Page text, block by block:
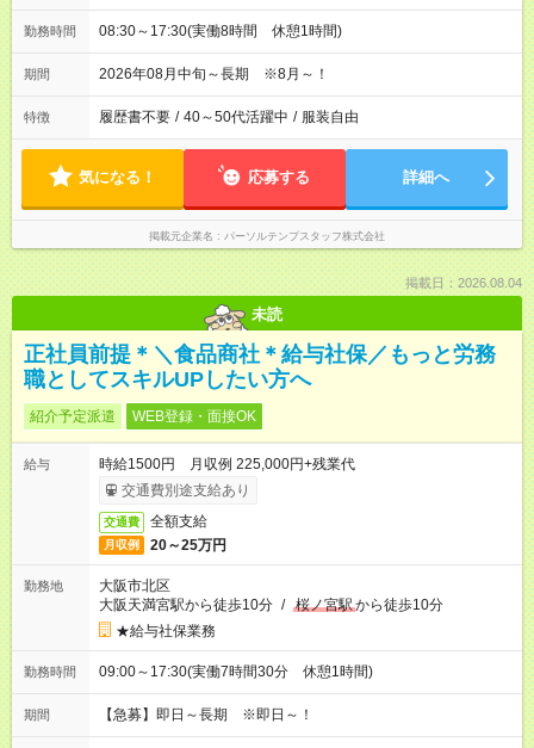
勤務時間 08:30～17:30(実働8時間 休憩1時間)
期間 2026年08月中旬～長期 ※8月～！
特徴 履歴書不要 / 40～50代活躍中 / 服装自由
気になる！ 応募する 詳細へ
掲載元企業名 パーソルテンプスタッフ株式会社
掲載日：2026.08.04
未読
正社員前提＊＼食品商社＊給与社保／もっと労務
職としてスキルUPしたい方へ
紹介予定派遣 WEB登録・面接OK
給与
時給1500円 月収例 225,000円+残業代
交通費別途支給あり
交通費 全額支給
月収例 20～25万円
勤務地
大阪市北区
大阪天満宮駅から徒歩10分 / 桜ノ宮駅から徒歩10分
★給与社保業務
勤務時間 09:00～17:30(実働7時間30分 休憩1時間)
期間 【急募】即日～長期 ※即日～！